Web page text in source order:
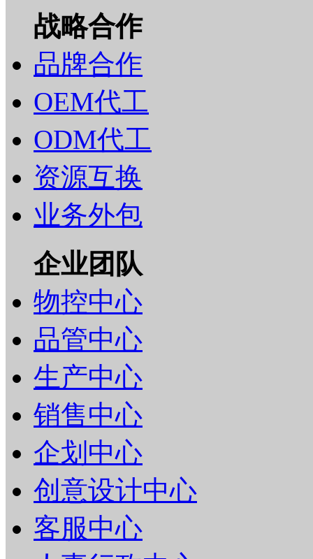
战略合作
品牌合作
OEM代工
ODM代工
资源互换
业务外包
企业团队
物控中心
品管中心
生产中心
销售中心
企划中心
创意设计中心
客服中心